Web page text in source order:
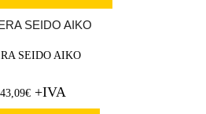
SEIDO AIKO
€+IVA